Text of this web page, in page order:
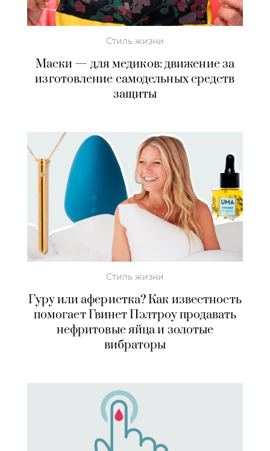
Стиль жизни
Маски — для медиков: движение за
изготовление самодельных средств
защиты
Стиль жизни
Гуру или аферистка? Как известность
помогает Гвинет Пэлтроу продавать
нефритовые яйца и золотые
вибраторы